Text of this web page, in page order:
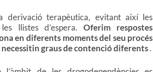
derivació terapèutica, evitant així les
llistes d’espera.Oferim respostes
en diferents moments del seu procés
graus de contenció diferents.